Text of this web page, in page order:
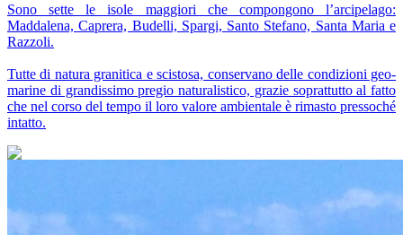
Sono sette le isole maggiori che compongono l’arcipelago:
Maddalena, Caprera, Budelli, Spargi, Santo Stefano, Santa Maria e
Razzoli.
Tutte di natura granitica e scistosa, conservano delle condizioni geo-
marine di grandissimo pregio naturalistico, grazie soprattutto al fatto
che nel corso del tempo il loro valore ambientale è rimasto pressoché
intatto.